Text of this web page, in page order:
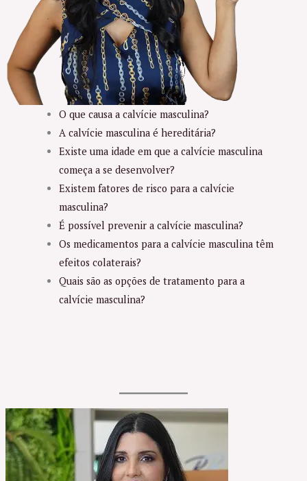
O que causa a calvície masculina?
A calvície masculina é hereditária?
Existe uma idade em que a calvície masculina
começa a se desenvolver?
Existem fatores de risco para a calvície
masculina?
É possível prevenir a calvície masculina?
Os medicamentos para a calvície masculina têm
efeitos colaterais?
Quais são as opções de tratamento para a
calvície masculina?